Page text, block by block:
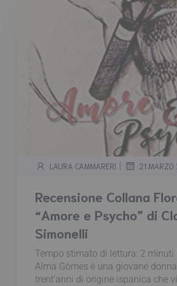
LAURA CAMMARERI | 21
Recensione Collana
“Amore e Psycho” di
Simonelli
Tempo stimato di lettura: 2 minuti
Alma Gòmes è una giovane
trent’anni di origine ispanica che